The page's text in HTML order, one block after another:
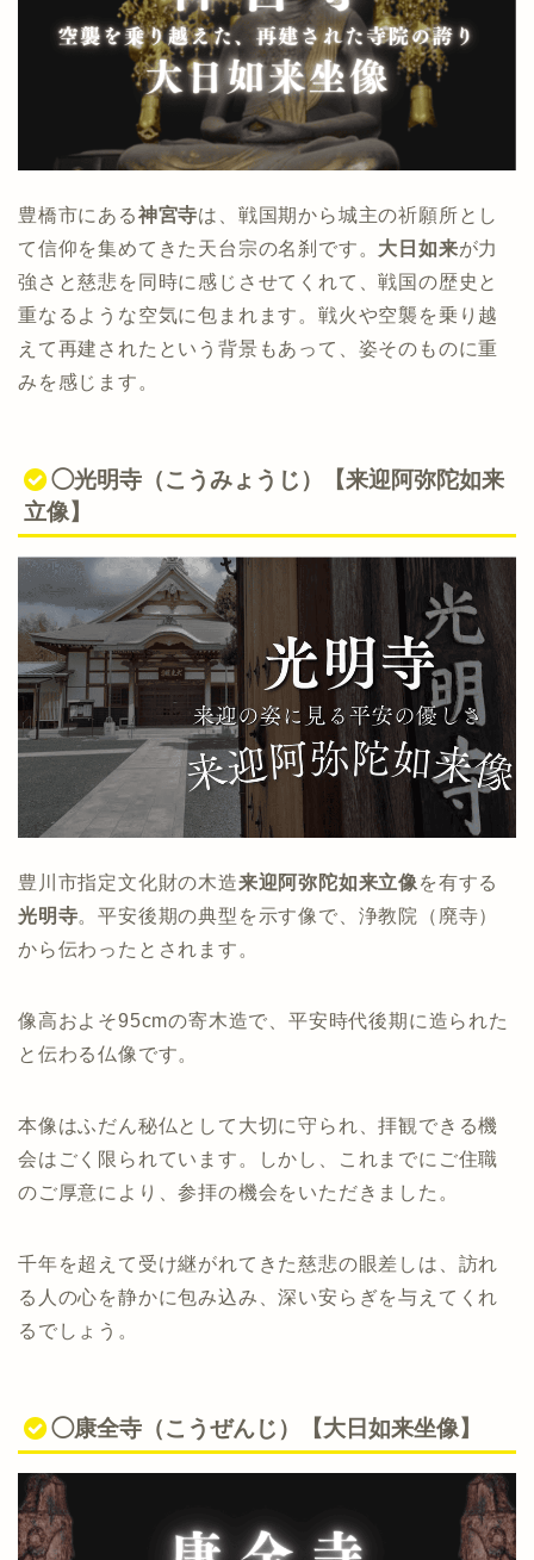
豊橋市にある神宮寺は、戦国期から城主の祈願所とし
て信仰を集めてきた天台宗の名刹です。 大日如来が力
強さと慈悲を同時に感じさせてくれて、戦国の歴史と
重なるような空気に包まれます。戦火や空襲を乗り越
えて再建されたという背景もあって、姿そのものに重
みを感じます。
◯光明寺（こうみょうじ）【来迎阿弥陀如来
立像】
豊川市指定文化財の木造来迎阿弥陀如来立像 を有する
光明寺。平安後期の典型を示す像で、浄教院（廃寺）
から伝わったとされます。
像高およそ95cmの寄木造で、平安時代後期に造られた
と伝わる仏像です。
本像はふだん秘仏として大切に守られ、拝観できる機
会はごく限られています。しかし、これまでにご住職
のご厚意により、参拝の機会をいただきました。
千年を超えて受け継がれてきた慈悲の眼差しは、訪れ
る人の心を静かに包み込み、深い安らぎを与えてくれ
るでしょう。
◯康全寺（こうぜんじ）【大日如来坐像】